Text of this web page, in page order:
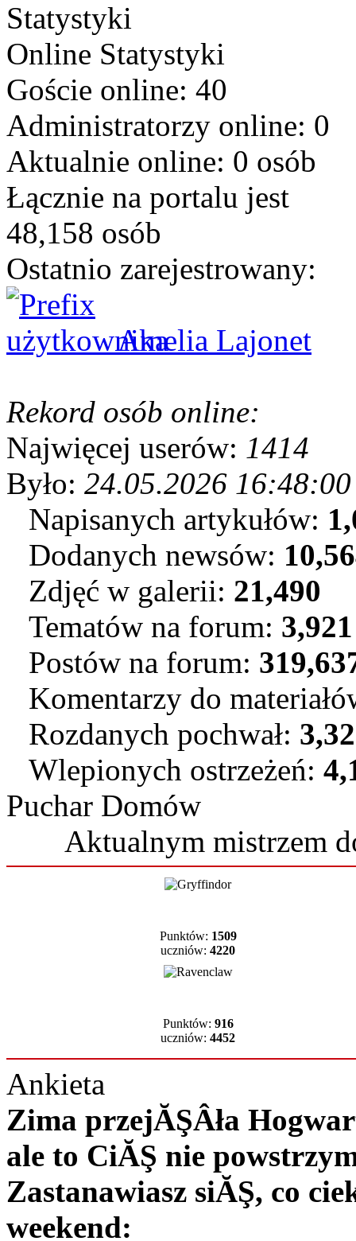
Statystyki
Online Statystyki
Goście online: 40
Administratorzy online: 0
Aktualnie online: 0 osób
Łącznie na portalu jest
48,158 osób
Ostatnio zarejestrowany:
Amelia Lajonet
Rekord osób online:
Najwięcej userów: 1414
Było: 24.05.2026 16:48:00
Napisanych artykułów:
Dodanych newsów:
Zdjęć w galerii: 21,490
Tematów na forum: 3,921
Postów na forum:
Komentarzy do
Rozdanych pochwał:
Wlepionych ostrzeżeń:
Puchar Domów
Aktualnym mistrzem
Punktów: 1509
uczniów: 4220
Punktów: 916
uczniów: 4452
Ankieta
Zima przejĂŞÂła
ale to CiĂŞ nie
Zastanawiasz siĂŞ, co
weekend: